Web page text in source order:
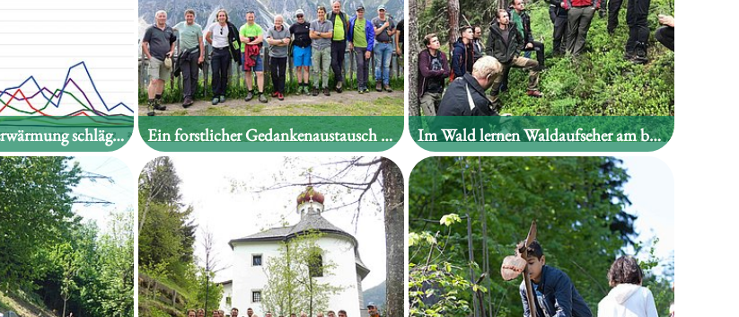
Österreich: Klimaerwärmung schlägt sich deutlich in aktuellen Waldschäden nieder Ein forstlicher Gedankenaustausch im Stubaital Im Wald lernen Waldaufseher am besten